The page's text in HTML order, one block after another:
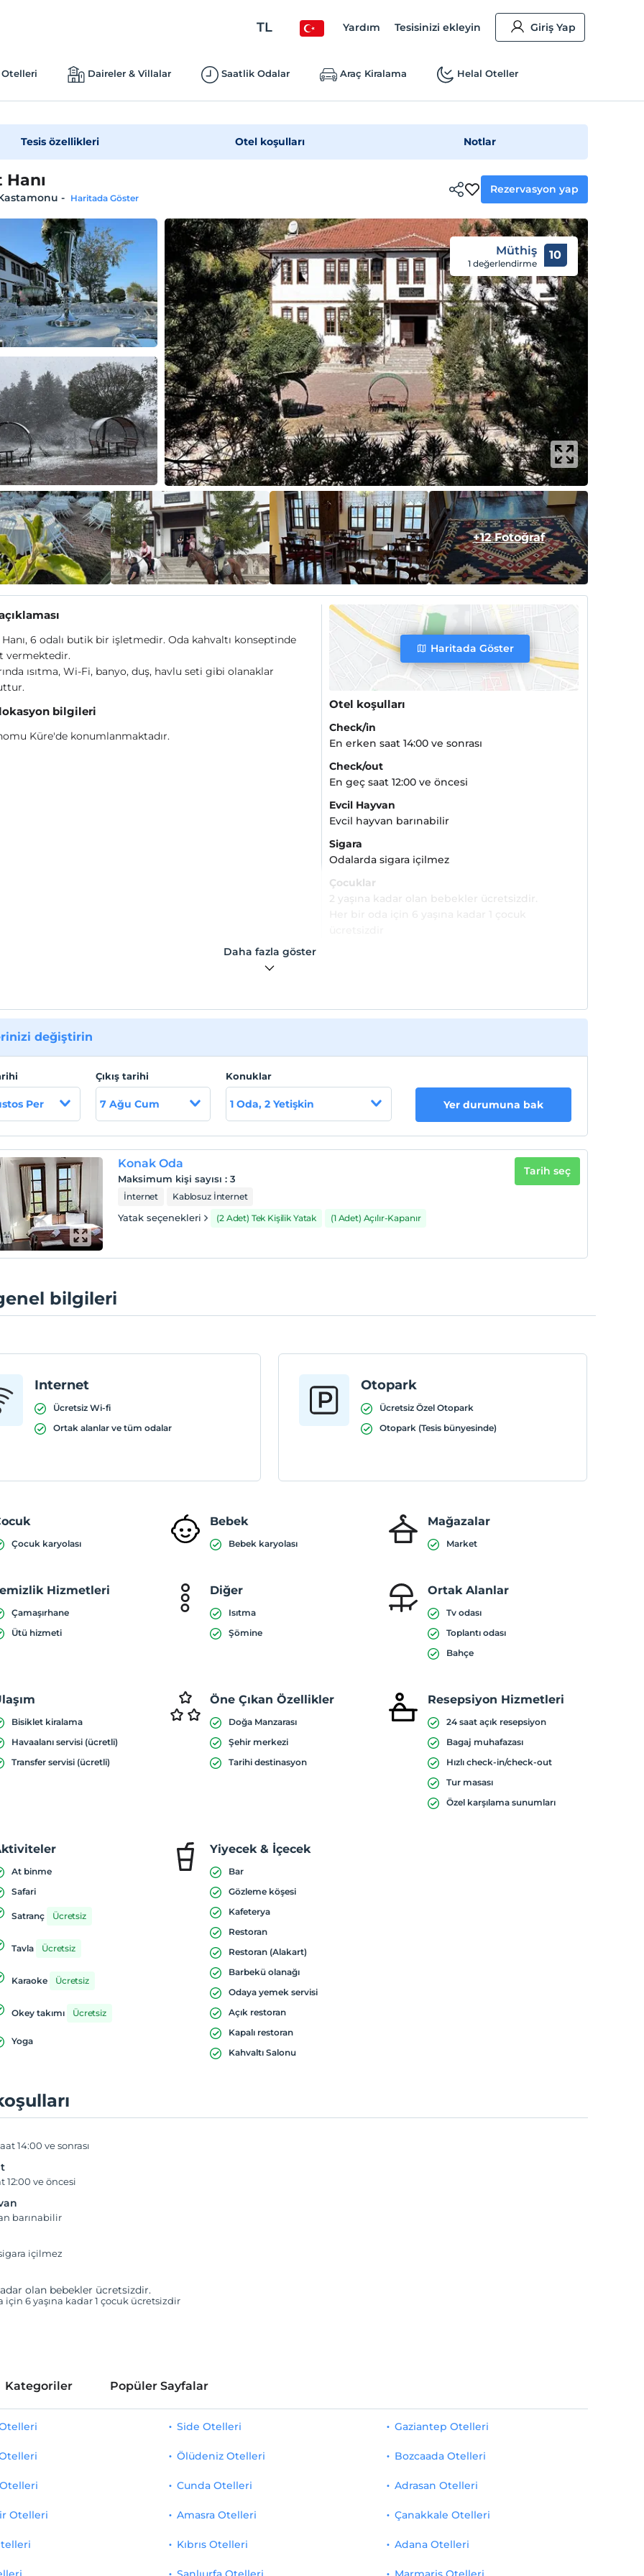
TL Yardım Tesisinizi ekleyin Giriş Yap
Daireler & Villalar Saatlik Odalar Araç Kiralama Helal Oteller
Tesis özellikleri Otel koşulları Notlar
- Haritada Göster
Rezervasyon yap
Müthiş
1 değerlendirme
10
+12 Fotoğraf
6 odalı butik bir işletmedir. Oda kahvaltı konseptinde
vermektedir.
ısıtma, Wi-Fi, banyo, duş, havlu seti gibi olanaklar
bilgileri
Küre'de konumlanmaktadır.
Haritada Göster
Otel koşulları
Check/in
En erken saat 14:00 ve sonrası
Check/out
En geç saat 12:00 ve öncesi
Evcil Hayvan
Evcil hayvan barınabilir
Sigara
Odalarda sigara içilmez
Çocuklar
2 yaşına kadar olan bebekler ücretsizdir.
Daha fazla göster
değiştirin
Per
Çıkış tarihi
7 Ağu Cum
Konuklar
1 Oda, 2 Yetişkin Yer durumuna bak
Konak Oda
Maksimum kişi sayısı :3
İnternet Kablosuz İnternet
Yatak seçenekleri (2 Adet) Tek Kişilik Yatak (1 Adet) Açılır-Kapanır
Tarih seç
bilgileri
Internet
Ücretsiz Wi-fi
Ortak alanlar ve tüm odalar
Otopark
Ücretsiz Özel Otopark
Otopark (Tesis bünyesinde)
Çocuk karyolası
Bebek
Bebek karyolası
Mağazalar
Market
Hizmetleri
Çamaşırhane
Ütü hizmeti
Diğer
Isıtma
Şömine
Ortak Alanlar
Tv odası
Toplantı odası
Bahçe
Bisiklet kiralama
Havaalanı servisi (ücretli)
Transfer servisi (ücretli)
Öne Çıkan Özellikler
Doğa Manzarası
Şehir merkezi
Tarihi destinasyon
Resepsiyon Hizmetleri
24 saat açık resepsiyon
Bagaj muhafazası
Hızlı check-in/check-out
Tur masası
Özel karşılama sunumları
At binme
Safari
Satranç Ücretsiz
Tavla Ücretsiz
Karaoke Ücretsiz
Okey takımı Ücretsiz
Yoga
Yiyecek & İçecek
Bar
Gözleme köşesi
Kafeterya
Restoran
Restoran (Alakart)
Barbekü olanağı
Odaya yemek servisi
Açık restoran
Kapalı restoran
Kahvaltı Salonu
14:00 ve sonrası
12:00 ve öncesi
barınabilir
içilmez
olan bebekler ücretsizdir.
için 6 yaşına kadar 1 çocuk ücretsizdir
Kategoriler Popüler Sayfalar
Otelleri
Side Otelleri
Ölüdeniz Otelleri
Cunda Otelleri
Amasra Otelleri
Kıbrıs Otelleri
Gaziantep Otelleri
Bozcaada Otelleri
Adrasan Otelleri
Çanakkale Otelleri
Adana Otelleri